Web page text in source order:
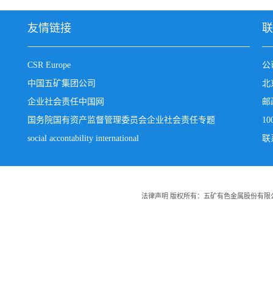
友情链接
CSR Europe
中国五矿集团公司
企业社会责任中国网
国务院国有资产监督管理委员会企业社会责任专题
social accontability international
公
北
邮
联
法律声明 版权所有：五矿有色金属股份有限